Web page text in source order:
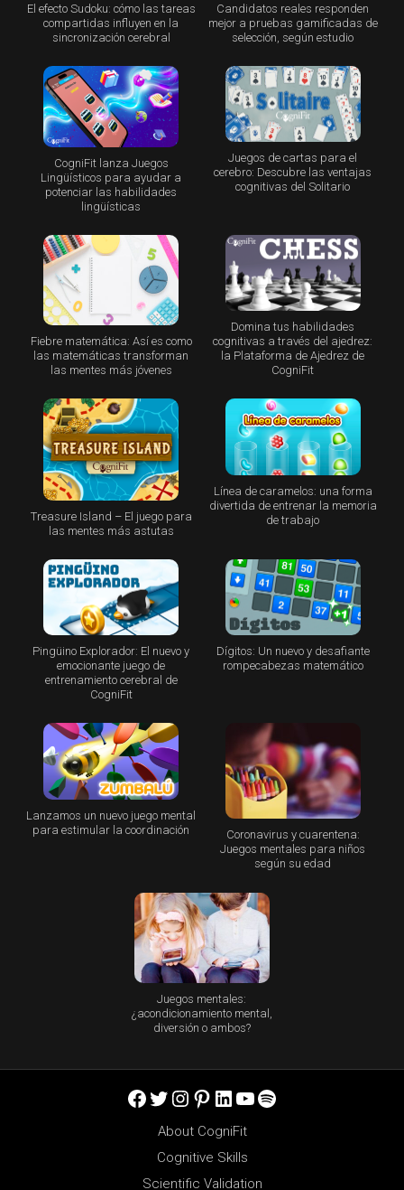
El efecto Sudoku: cómo las tareas
compartidas influyen en la
sincronización cerebral
Candidatos reales responden
mejor a pruebas gamificadas de
selección, según estudio
CogniFit lanza Juegos
Lingüísticos para ayudar a
potenciar las habilidades
lingüísticas
Juegos de cartas para el
cerebro: Descubre las ventajas
cognitivas del Solitario
Fiebre matemática: Así es como
las matemáticas transforman
las mentes más jóvenes
Domina tus habilidades
cognitivas a través del ajedrez:
la Plataforma de Ajedrez de
CogniFit
Treasure Island – El juego para
las mentes más astutas
Línea de caramelos: una forma
divertida de entrenar la memoria
de trabajo
Pingüino Explorador: El nuevo y
emocionante juego de
entrenamiento cerebral de
CogniFit
Dígitos: Un nuevo y desafiante
rompecabezas matemático
Lanzamos un nuevo juego mental
para estimular la coordinación
Coronavirus y cuarentena:
Juegos mentales para niños
según su edad
Juegos mentales:
¿acondicionamiento mental,
diversión o ambos?
Facebook
Twitter
Instagram
Pinterest
LinkedIn
YouTube
Spotify
About CogniFit
Cognitive Skills
Scientific Validation